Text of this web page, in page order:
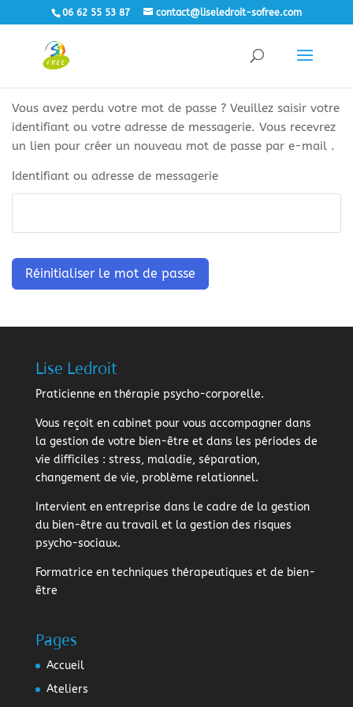
06 62 55 53 87 contact@liseledroit-sofree.com
Vous avez perdu votre mot de passe ? Veuillez saisir votre
identifiant ou votre adresse de messagerie. Vous recevrez
un lien pour créer un nouveau mot de passe par e-mail .
Identifiant ou adresse de messagerie
Réinitialiser le mot de passe
Lise Ledroit
Praticienne en thérapie psycho-corporelle.
Vous reçoit en cabinet pour vous accompagner dans
la gestion de votre bien-être et dans les périodes de
vie difficiles : stress, maladie, séparation,
changement de vie, problème relationnel.
Intervient en entreprise dans le cadre de la gestion
du bien-être au travail et la gestion des risques
psycho-sociaux.
Formatrice en techniques thérapeutiques et de bien-
être
Pages
Accueil
Ateliers